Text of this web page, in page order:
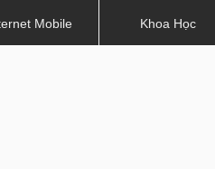
Mobile Khoa Học